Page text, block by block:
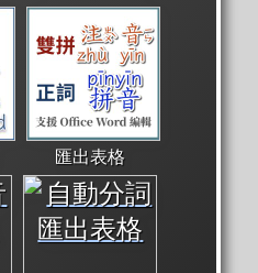
匯出表格